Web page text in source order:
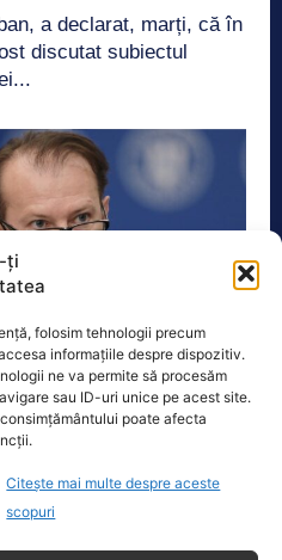
ți
folosim tehnologii precum
informațiile despre dispozitiv.
ne va permite să procesăm
sau ID-uri unice pe acest site.
poate afecta
Citește mai multe despre aceste
scopuri
a declarat, marți, că în
discutat subiectul
sexuală în școli:
ca ora de religie.